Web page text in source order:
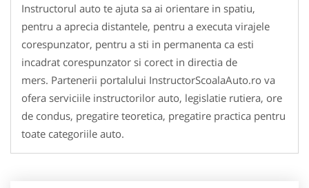
Instructorul auto te ajuta sa ai orientare in spatiu,
pentru a aprecia distantele, pentru a executa virajele
corespunzator, pentru a sti in permanenta ca esti
incadrat corespunzator si corect in directia de
mers. Partenerii portalului InstructorScoalaAuto.ro va
ofera serviciile instructorilor auto, legislatie rutiera, ore
de condus, pregatire teoretica, pregatire practica pentru
toate categoriile auto.